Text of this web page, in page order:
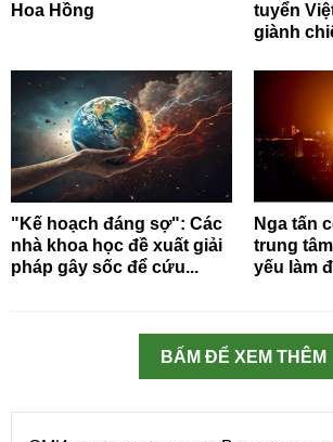
Hoa Hồng
tuyển
giành
"Kế hoạch đáng sợ": Các
nhà khoa học đề xuất giải
pháp gây sốc để cứu...
Nga tấn
trung
yếu làm
BẤM ĐỂ XEM THÊM